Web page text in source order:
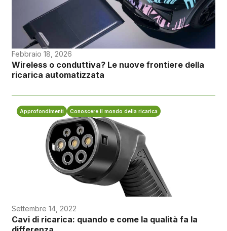
Febbraio 18, 2026
Wireless o conduttiva? Le nuove frontiere della
ricarica automatizzata
Approfondimenti Conoscere il mondo della ricarica
Settembre 14, 2022
Cavi di ricarica: quando e come la qualità fa la